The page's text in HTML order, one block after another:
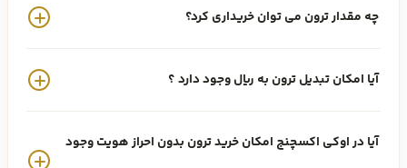
ترون (TRX) چیست؟
ارز دیجیتال ترون (TRON) که با نماد TRX خرید و فروش می شود، یکی از
قیمت ترون امروز ۱۴۰۵/۵/۱۸ ، 0.329524 دلار معامله می شود که با نرخ تتر
چه مقدار ترون می توان خریداری کرد؟
آیا امکان تبدیل ترون به ریال وجود دارد ؟
آیا در اوکی اکسچنج امکان خرید ترون بدون احراز هویت وجود